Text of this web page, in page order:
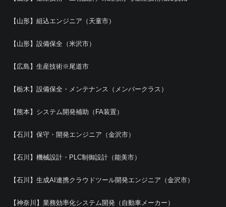
【山形】組込エンジニア（天童市）
【山形】設備保全（米沢市）
【広島】生産技術※尾道市
【栃木】設備保全・メンテナンス（メンバークラス）
【熊本】システム開発補助（FA装置）
【石川】保守・開発エンジニア（金沢市）
【石川】機械設計・PLC制御設計（能美市）
【石川】生成AI連携クラウドツール開発エンジニア（金沢市）
【神奈川】業務効率化システム開発（自動車メーカー）